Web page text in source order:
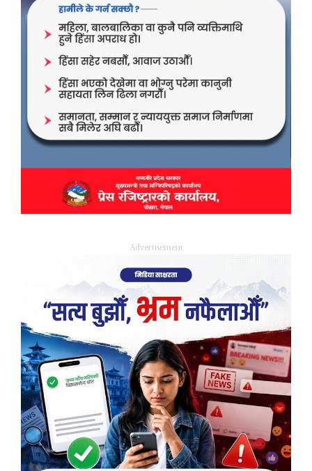
Advertisement